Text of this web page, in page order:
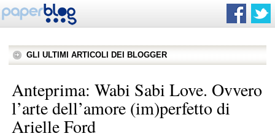
GLI ULTIMI ARTICOLI DEI BLOGGER
Anteprima: Wabi Sabi Love. Ovvero
l’arte dell’amore (im)perfetto di
Arielle Ford